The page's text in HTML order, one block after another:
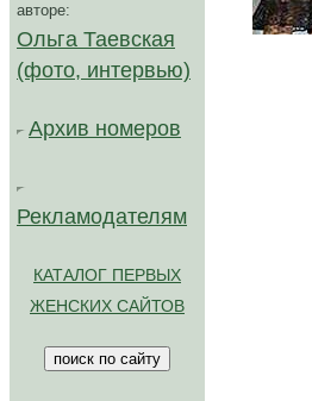
авторе:
Ольга Таевская
(фото, интервью)
Архив номеров
Рекламодателям
КАТАЛОГ ПЕРВЫХ
ЖЕНСКИХ САЙТОВ